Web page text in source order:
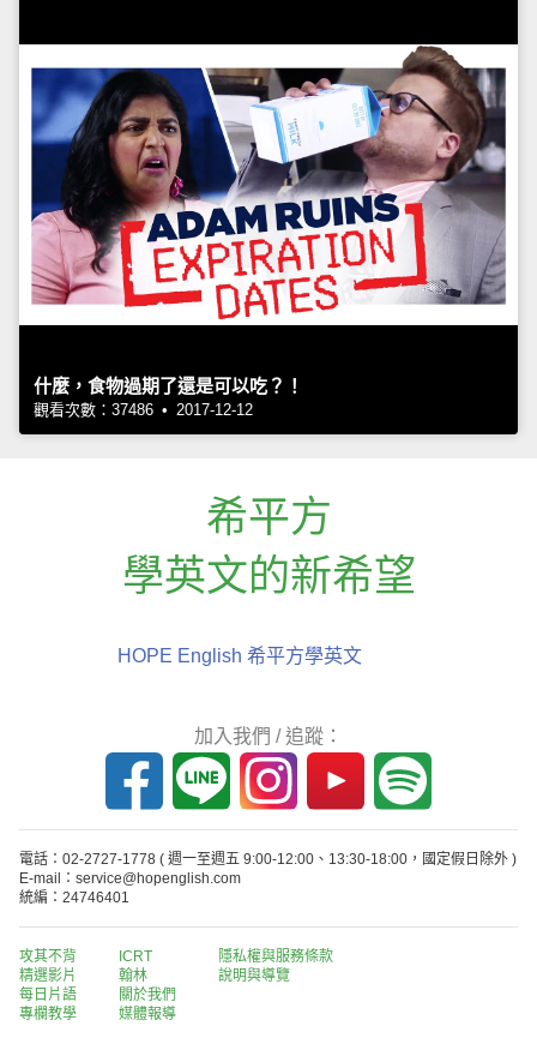
什麼，食物過期了還是可以吃？！
觀看次數：37486 • 2017-12-12
希平方
學英文的新希望
HOPE English 希平方學英文
加入我們 / 追蹤：
電話：02-2727-1778 ( 週一至週五 9:00-12:00、13:30-18:00，國定假日除外 )
E-mail：service@hopenglish.com
統編：24746401
攻其不背
精選影片
每日片語
專欄教學
ICRT
翰林
關於我們
媒體報導
隱私權與服務條款
說明與導覽